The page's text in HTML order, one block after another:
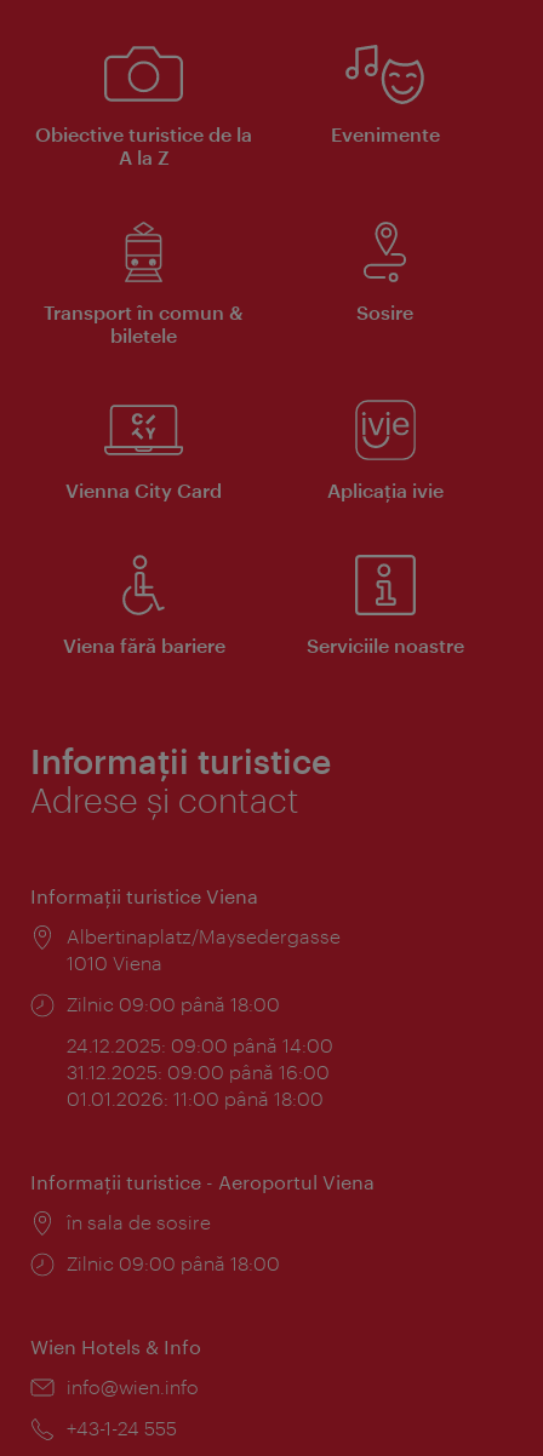
Obiective turistice de la
A la Z
Evenimente
Transport în comun &
biletele
Sosire
Vienna City Card Aplicaţia ivie
Viena fără bariere Serviciile noastre
Informații turistice
Adrese și contact
Informaţii turistice Viena
Locul:
Albertinaplatz/Maysedergasse
1010 Viena
Program:
Zilnic 09:00 până 18:00
24.12.2025: 09:00 până 14:00
31.12.2025: 09:00 până 16:00
01.01.2026: 11:00 până 18:00
Informaţii turistice - Aeroportul Viena
Locul:
în sala de sosire
Program:
Zilnic 09:00 până 18:00
Wien Hotels & Info
E-
info@wien.info
Telefon:
+43-1-24 555